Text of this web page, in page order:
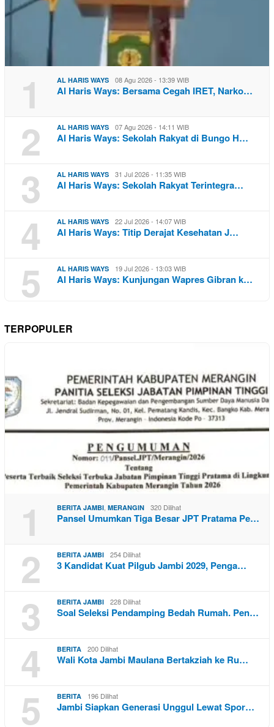
1 AL HARIS WAYS 08 Agu 2026 - 13:39 WIB
Al Haris Ways: Bersama Cegah IRET, Narko…
2 AL HARIS WAYS 07 Agu 2026 - 14:11 WIB
Al Haris Ways: Sekolah Rakyat di Bungo H…
3 AL HARIS WAYS 31 Jul 2026 - 11:35 WIB
Al Haris Ways: Sekolah Rakyat Terintegra…
4 AL HARIS WAYS 22 Jul 2026 - 14:07 WIB
Al Haris Ways: Titip Derajat Kesehatan J…
5 AL HARIS WAYS 19 Jul 2026 - 13:03 WIB
Al Haris Ways: Kunjungan Wapres Gibran k…
TERPOPULER
1 BERITA JAMBI, MERANGIN 320 Dilihat
Pansel Umumkan Tiga Besar JPT Pratama Pe…
2 BERITA JAMBI 254 Dilihat
3 Kandidat Kuat Pilgub Jambi 2029, Penga…
3 BERITA JAMBI 228 Dilihat
Soal Seleksi Pendamping Bedah Rumah. Pen…
4 BERITA 200 Dilihat
Wali Kota Jambi Maulana Bertakziah ke Ru…
5 BERITA 196 Dilihat
Jambi Siapkan Generasi Unggul Lewat Spor…